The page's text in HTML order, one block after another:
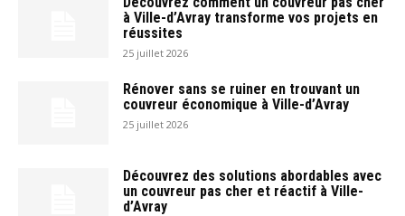
à Ville-d’Avray transforme vos projets en
réussites
25 juillet 2026
Rénover sans se ruiner en trouvant un
couvreur économique à Ville-d’Avray
25 juillet 2026
Découvrez des solutions abordables avec
un couvreur pas cher et réactif à Ville-
d’Avray